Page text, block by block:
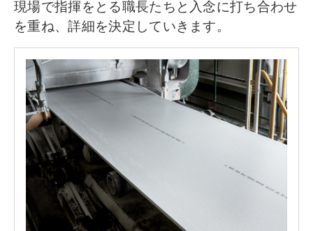
現場で指揮をとる職長たちと入念に打ち合わせ
を重ね、詳細を決定していきます。